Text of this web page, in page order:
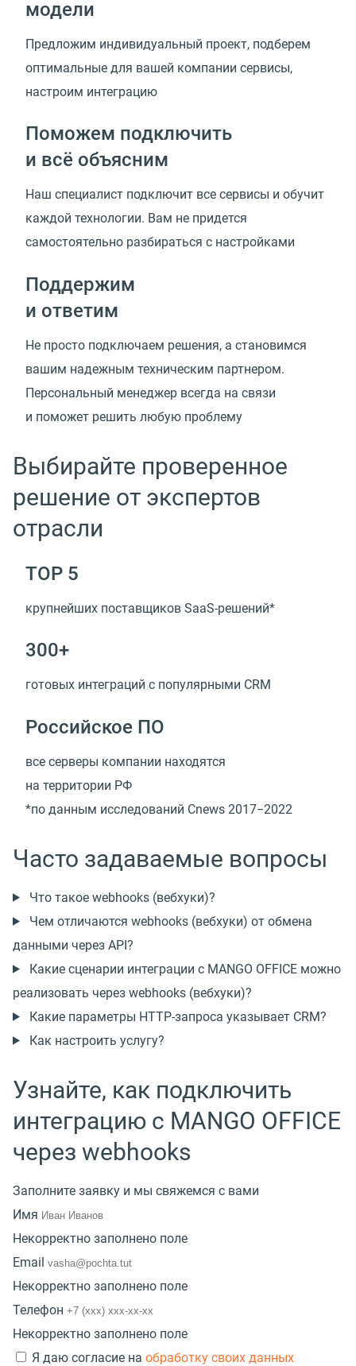
модели
Предложим индивидуальный проект, подберем
оптимальные для вашей компании сервисы,
настроим интеграцию
Поможем подключить
и всё объясним
Наш специалист подключит все сервисы и обучит
каждой технологии. Вам не придется
самостоятельно разбираться с настройками
Поддержим
и ответим
Не просто подключаем решения, а становимся
вашим надежным техническим партнером.
Персональный менеджер всегда на связи
и поможет решить любую проблему
Выбирайте проверенное
решение от экспертов
отрасли
TOP 5
крупнейших поставщиков SaaS-решений*
300+
готовых интеграций с популярными CRM
Российское ПО
все серверы компании находятся
на территории РФ
*по данным исследований Cnews 2017−2022
Часто задаваемые вопросы
Что такое webhooks (вебхуки)?
Чем отличаются webhooks (вебхуки) от обмена
данными через API?
Какие сценарии интеграции с MANGO OFFICE можно
реализовать через webhooks (вебхуки)?
Какие параметры HTTP-запроса указывает CRM?
Как настроить услугу?
Узнайте, как подключить
интеграцию с MANGO OFFICE
через webhooks
Заполните заявку и мы свяжемся с вами
Имя
Некорректно заполнено поле
Email
Некорректно заполнено поле
Телефон
Некорректно заполнено поле
Я даю согласие на обработку своих данных